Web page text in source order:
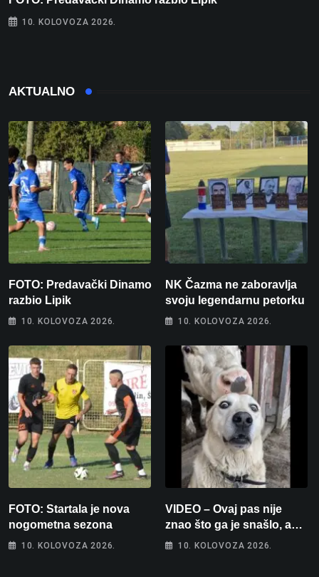
10. KOLOVOZA 2026.
AKTUALNO
FOTO: Predavački Dinamo
razbio Lipik
10. KOLOVOZA 2026.
NK Čazma ne zaboravlja
svoju legendarnu petorku
10. KOLOVOZA 2026.
FOTO: Startala je nova
nogometna sezona
10. KOLOVOZA 2026.
VIDEO – Ovaj pas nije
znao što ga je snašlo, a
njegova reakcija je
10. KOLOVOZA 2026.